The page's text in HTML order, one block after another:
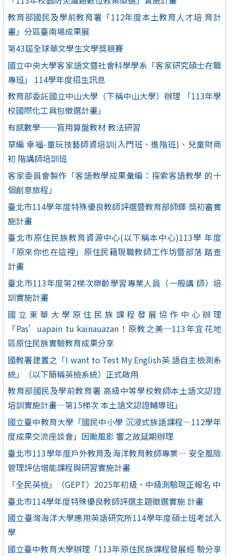
教育部國民及學前教育署「112年度本土教育人才培 育計
畫」分區臺南場成果展
第43屆全球華文學生文學獎競賽
國立中央大學客家語文暨社會科學學系「客家研究碩士在職
專班」 114學年度招生訊息
教育部委託國立中山大學（下稱中山大學）辦理 「113年學
校國際化工具包徵選計畫」
有感數學──盲用算盤教材 教法研習
草編 幸福-童玩技藝師資培訓(入門班、進階班)、兒童財商
初 階講師培訓班
客家委員會製作「客語教學成果彙編：探索客語教學 的十
個創意旅程」
臺北市114學年度特殊優良教師評選暨教育部師鐸 獎初審實
施計畫
臺北市原住民族教育資源中心(以下稱本中心)113學 年度
「原來你也在這裡」原住民籍現職教師工作坊暨部落 踏查
計畫
臺北市113年度第2梯次樂齡學習專業人員（一般講 師）培
訓實施計畫
國立東華大學原住民族課程發展協作中心辦理
「Pas’uapain tu kainauazan！原教之美─113年宜花地
區原住民族實驗教育成果分享
國教署建置之「I want to Test My English英 語自主檢測系
統」（以下簡稱英檢系統）正式啟用
教育部國民及學前教育署 高級中等學校教師本土語文認證
培訓實施計畫─第15梯次 本土語文認證輔導班」
國立臺中教育大學「國民中小學 沉浸式族語課程—112學年
度成果交流座談會」因颱風影 響之故延期辦理
臺北市113學年度戶外教育及海洋教育教師專業— 安全風險
管理評估增能課程與研習實施計畫
「全民英檢」（GEPT）2025年初級、中級測驗現正報名 中
臺北市114學年度特殊優良教師評選主題徵選實施 計畫
國立臺灣海洋大學應用英語研究所114學年度碩士班考試入
學
國立臺中教育大學辦理「113年原住民族課程發展經 驗分享